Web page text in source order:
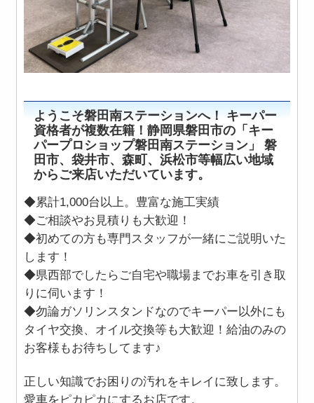
ようこそ磐田南ステーションへ！
キーパー
資格者が複数在籍！静岡県磐田市の「キー
パープロショップ磐田南ステーション」 磐
田市、袋井市、森町、浜松市等幅広い地域
からご来店いただいています。
◆累計1,000台以上。豊富な施工実績
◆ご相談やお見積りも大歓迎！
◆初めての方も専門スタッフが一緒にご説明いた
します！
◆県西部でしたらご自宅や職場までお車を引き取
りに伺います！
◆勿論ガソリンスタンドなのでキーパー以外にも
タイヤ交換、オイル交換等も大歓迎！給油のみの
お客様もお待ちしてます♪
正しい知識でお困りの汚れをキレイに致します。
愛車をピカピカにするお店です。